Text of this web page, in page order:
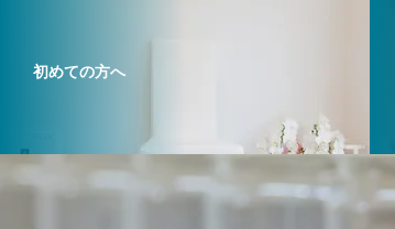
初めての方へ